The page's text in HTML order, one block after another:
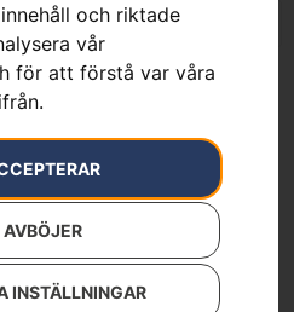
och riktade
vår
för att förstå var våra
INSTÄLLNINGAR